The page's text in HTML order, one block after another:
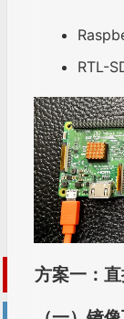
RTL-
方案一：